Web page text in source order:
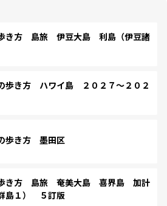
き方 島旅 伊豆大島 利島（伊豆諸
歩き方 ハワイ島 ２０２７～２０２
歩き方 墨田区
き方 島旅 奄美大島 喜界島 加計
島１） ５訂版